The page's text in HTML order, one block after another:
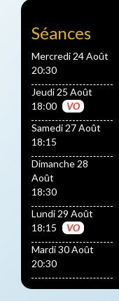
Séances
Mercredi 24 Août
20:30
Jeudi 25 Août
18:00
VO
Samedi 27 Août
18:15
Dimanche 28
Août
18:30
Lundi 29 Août
18:15
VO
Mardi 30 Août
20:30